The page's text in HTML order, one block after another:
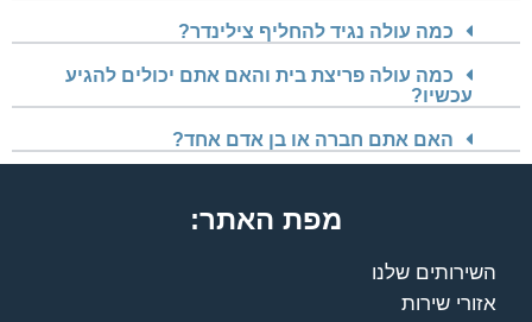
כמה עולה נגיד להחליף צילינדר?
כמה עולה פריצת בית והאם אתם יכולים להגיע
עכשיו?
האם אתם חברה או בן אדם אחד?
מפת האתר:
השירותים שלנו
אזורי שירות